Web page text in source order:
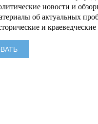
новости и
об актуальных
и краеведческие